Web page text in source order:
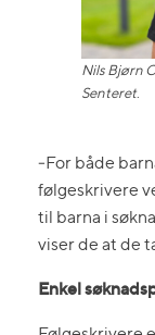
Nils Bjørn
Senteret.
‒For både
følgeskrivere
til barna i
viser de at de
Enkel